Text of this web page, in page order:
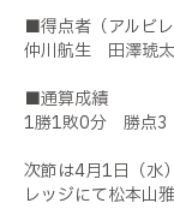
■得点者（アルビ
仲川航生 田澤琥
■通算成績
1勝1敗0分 勝点
次節は4月1日（水
レッジにて松本山